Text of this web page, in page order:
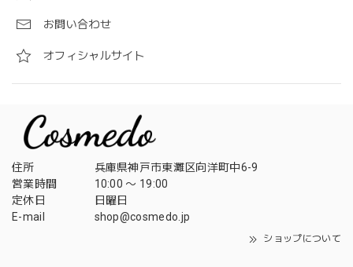
お問い合わせ
オフィシャルサイト
住所
兵庫県神戸市東灘区向洋町中6-9
営業時間
10:00 〜 19:00
定休日
日曜日
E-mail
shop@cosmedo.jp
ショップについて